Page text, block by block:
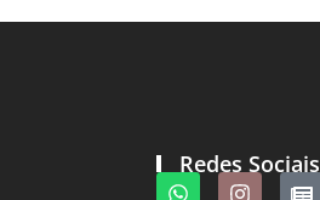
Redes Sociais